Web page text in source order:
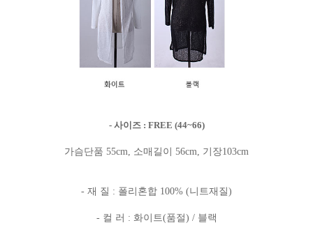
- 사이즈 : FREE (44~66)
가슴단품 55cm, 소매길이 56cm, 기장103cm
- 재 질 : 폴리혼합 100% (니트재질)
- 컬 러 : 화이트(품절) / 블랙